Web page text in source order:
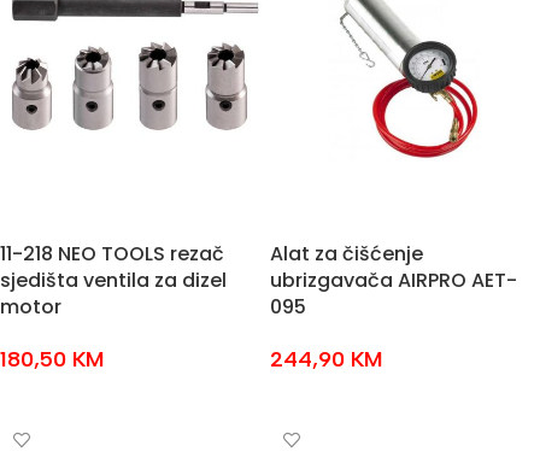
11-218 NEO TOOLS rezač
sjedišta ventila za dizel
motor
180,50 KM
Alat za čišćenje
ubrizgavača AIRPRO AET-
095
244,90 KM